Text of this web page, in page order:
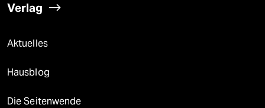
Verlag
Aktuelles
Hausblog
Die Seitenwende